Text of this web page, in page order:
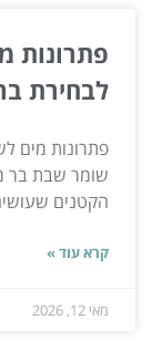
פתרונות
לבחירת
פתרונות מים
שומר שבת בר
הקטנים
קרא עוד »
מאי 12, 2026